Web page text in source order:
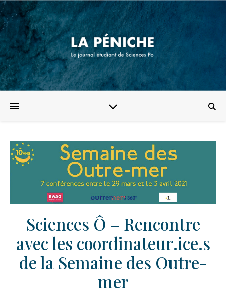
Sciences Ô – Rencontre
avec les coordinateur.ice.s
de la Semaine des Outre-
mer